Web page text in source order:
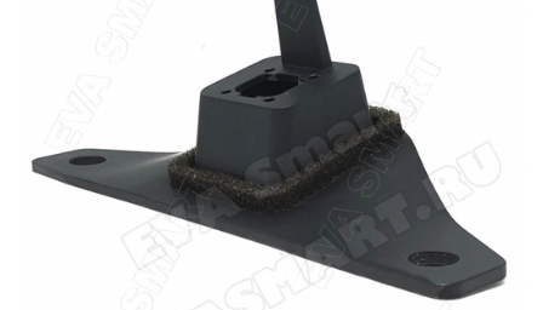
Омыватели камеры заднего вида
Омыватель камеры
заднего вида для
автомобиля Lexus GX
2013 - 2019 г.в.